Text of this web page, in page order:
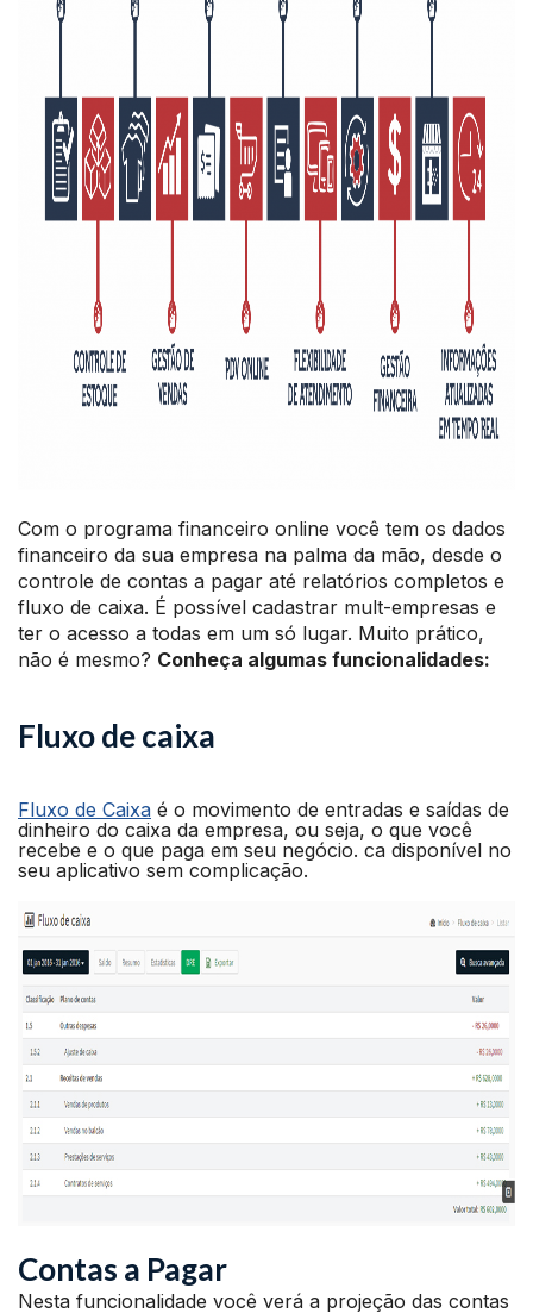
Com o programa financeiro online você tem os dados
financeiro da sua empresa na palma da mão, desde o
controle de contas a pagar até relatórios completos e
fluxo de caixa. É possível cadastrar mult-empresas e
ter o acesso a todas em um só lugar. Muito prático,
não é mesmo? Conheça algumas funcionalidades:
Fluxo de caixa
Fluxo de Caixa é o movimento de entradas e saídas de
dinheiro do caixa da empresa, ou seja, o que você
recebe e o que paga em seu negócio. ca disponível no
seu aplicativo sem complicação.
Contas a Pagar
Nesta funcionalidade você verá a projeção das contas